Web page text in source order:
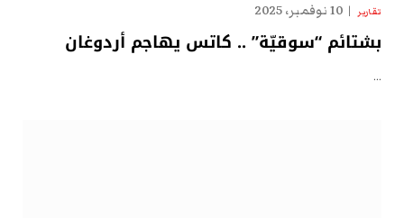
تقارير 10 نوفمبر، 2025
بشتائم “سوقيّة” .. كاتس يهاجم أردوغان
…